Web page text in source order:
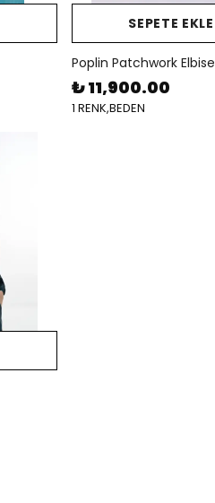
SEPETE EKLE
Poplin Patchwork Elbise
₺ 11,900.00
1 RENK,BEDEN